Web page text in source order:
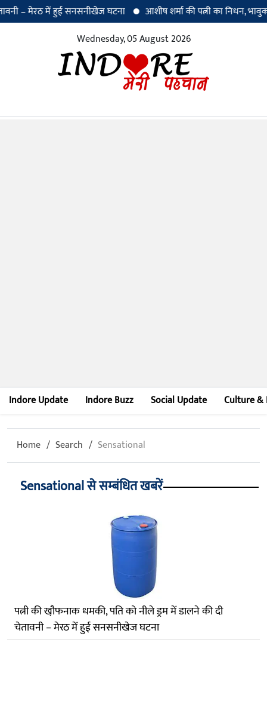
– मेरठ में हुई सनसनीखेज घटना
आशीष शर्मा की पत्नी का निधन,
Wednesday, 05 August 2026
Indore Update Indore Buzz Social Update Culture &
Home Search Sensational
Sensational से सम्बंधित खबरें
पत्नी की खौ़फनाक धमकी, पति को नीले ड्रम में डालने की दी
चेतावनी – मेरठ में हुई सनसनीखेज घटना